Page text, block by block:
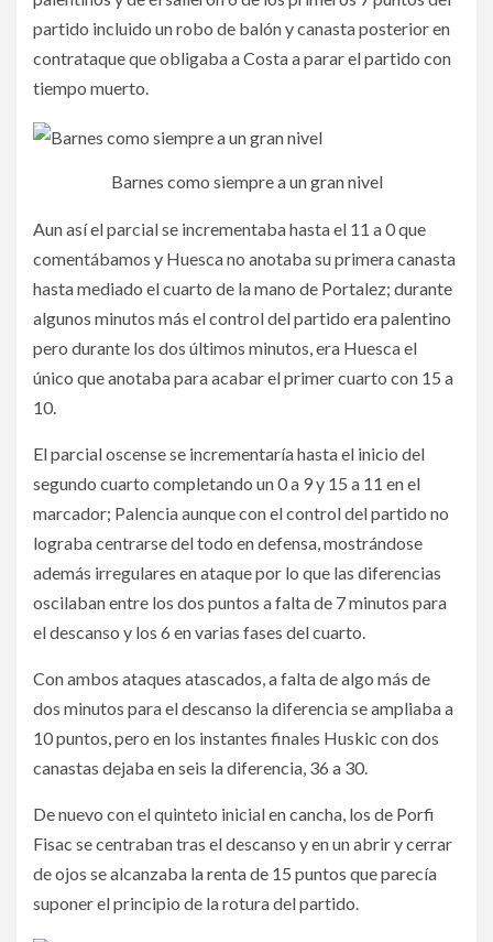
partido incluido un robo de balón y canasta posterior en
contrataque que obligaba a Costa a parar el partido con
tiempo muerto.
Barnes como siempre a un gran nivel
Aun así el parcial se incrementaba hasta el 11 a 0 que
comentábamos y Huesca no anotaba su primera canasta
hasta mediado el cuarto de la mano de Portalez; durante
algunos minutos más el control del partido era palentino
pero durante los dos últimos minutos, era Huesca el
único que anotaba para acabar el primer cuarto con 15 a
10.
El parcial oscense se incrementaría hasta el inicio del
segundo cuarto completando un 0 a 9 y 15 a 11 en el
marcador; Palencia aunque con el control del partido no
lograba centrarse del todo en defensa, mostrándose
además irregulares en ataque por lo que las diferencias
oscilaban entre los dos puntos a falta de 7 minutos para
el descanso y los 6 en varias fases del cuarto.
Con ambos ataques atascados, a falta de algo más de
dos minutos para el descanso la diferencia se ampliaba a
10 puntos, pero en los instantes finales Huskic con dos
canastas dejaba en seis la diferencia, 36 a 30.
De nuevo con el quinteto inicial en cancha, los de Porfi
Fisac se centraban tras el descanso y en un abrir y cerrar
de ojos se alcanzaba la renta de 15 puntos que parecía
suponer el principio de la rotura del partido.